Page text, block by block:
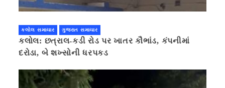
કલોલ સમાચાર ગુજરાત સમાચાર
કલોલ: છત્રાલ-કડી રોડ પર ખાતર કૌભાંડ, કંપનીમાં
દરોડા, બે શખ્સોની ધરપકડ